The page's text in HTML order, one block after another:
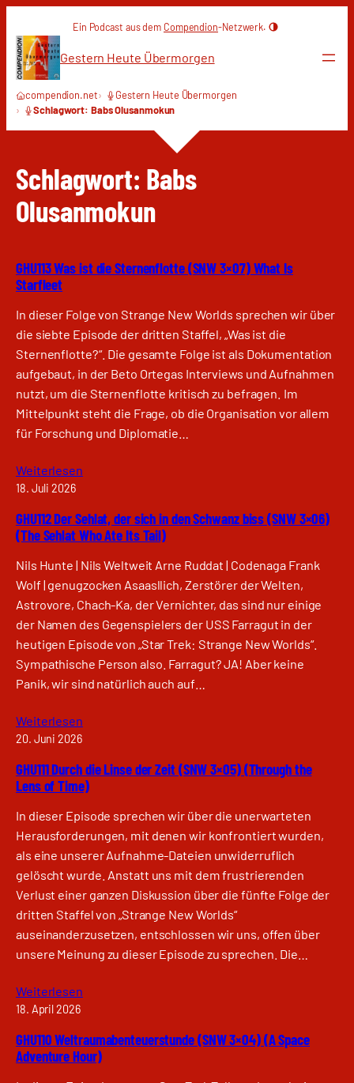
Inhalt
springen
Ein Podcast aus dem Compendion-Netzwerk.
Gestern Heute Übermorgen
compendion.net
Gestern Heute Übermorgen
Schlagwort: Babs Olusanmokun
Schlagwort: Babs
Olusanmokun
GHU113 Was ist die Sternenflotte (SNW 3×07) What Is
Starfleet
In dieser Folge von Strange New Worlds sprechen wir über
die siebte Episode der dritten Staffel, „Was ist die
Sternenflotte?“. Die gesamte Folge ist als Dokumentation
aufgebaut, in der Beto Ortegas Interviews und Aufnahmen
nutzt, um die Sternenflotte kritisch zu befragen. Im
Mittelpunkt steht die Frage, ob die Organisation vor allem
für Forschung und Diplomatie…
Weiterlesen
18. Juli 2026
GHU112 Der Sehlat, der sich in den Schwanz biss (SNW 3×06)
(The Sehlat Who Ate Its Tail)
Nils Hunte | Nils Weltweit Arne Ruddat | Codenaga Frank
Wolf | genugzocken Asaasllich, Zerstörer der Welten,
Astrovore, Chach-Ka, der Vernichter, das sind nur einige
der Namen des Gegenspielers der USS Farragut in der
heutigen Episode von „Star Trek: Strange New Worlds“.
Sympathische Person also. Farragut? JA! Aber keine
Panik, wir sind natürlich auch auf…
Weiterlesen
20. Juni 2026
GHU111 Durch die Linse der Zeit (SNW 3×05) (Through the
Lens of Time)
In dieser Episode sprechen wir über die unerwarteten
Herausforderungen, mit denen wir konfrontiert wurden,
als eine unserer Aufnahme-Dateien unwiderruflich
gelöscht wurde. Anstatt uns mit dem frustrierenden
Verlust einer ganzen Diskussion über die fünfte Folge der
dritten Staffel von „Strange New Worlds“
auseinanderzusetzen, entschlossen wir uns, offen über
unsere Meinung zu dieser Episode zu sprechen. Die…
Weiterlesen
18. April 2026
GHU110 Weltraumabenteuerstunde (SNW 3×04) (A Space
Adventure Hour)